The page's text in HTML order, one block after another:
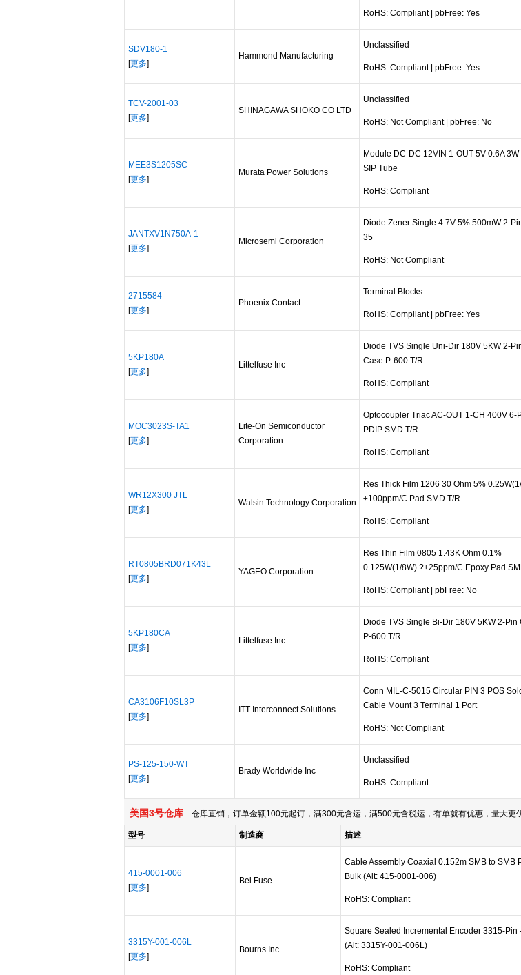
RoHS: Compliant pbFree: Yes
SDV180-1
[更多]
Hammond Manufacturing
Unclassified
RoHS: Compliant pbFree: Yes
TCV-2001-03
[更多]
SHINAGAWA SHOKO CO LTD
Unclassified
RoHS: Not Compliant pbFree: No
MEE3S1205SC
[更多]
Murata Power Solutions
Module DC-DC 12VIN 1-OUT 5V 0.6A 3W
SIP Tube
RoHS: Compliant
JANTXV1N750A-1
[更多]
Microsemi Corporation
Diode Zener Single 4.7V 5% 500mW 2-
35
RoHS: Not Compliant
2715584
[更多]
Phoenix Contact
Terminal Blocks
RoHS: Compliant pbFree: Yes
5KP180A
[更多]
Littelfuse Inc
Diode TVS Single Uni-Dir 180V 5KW 2-
Case P-600 T/R
RoHS: Compliant
MOC3023S-TA1
[更多]
Lite-On Semiconductor
Corporation
Optocoupler Triac AC-OUT 1-CH 400V 6-
PDIP SMD T/R
RoHS: Compliant
WR12X300 JTL
[更多]
Walsin Technology Corporation
Res Thick Film 1206 30 Ohm 5%
±100ppm/C Pad SMD T/R
RoHS: Compliant
RT0805BRD071K43L
[更多]
YAGEO Corporation
Res Thin Film 0805 1.43K Ohm 0.1%
0.125W(1/8W) ?±25ppm/C Epoxy Pad
RoHS: Compliant pbFree: No
5KP180CA
[更多]
Littelfuse Inc
Diode TVS Single Bi-Dir 180V 5KW 2-Pin
P-600 T/R
RoHS: Compliant
CA3106F10SL3P
[更多]
ITT Interconnect Solutions
Conn MIL-C-5015 Circular PIN 3 POS
Cable Mount 3 Terminal 1 Port
RoHS: Not Compliant
PS-125-150-WT
[更多]
Brady Worldwide Inc
Unclassified
RoHS: Compliant
美国3号仓库 仓库直销，订单金额100元起订，满300元含运，满500元含税运，有单就有优惠，量大更
型号 制造商 描述
415-0001-006
[更多]
Bel Fuse
Cable Assembly Coaxial 0.152m SMB to SMB
Bulk (Alt: 415-0001-006)
RoHS: Compliant
3315Y-001-006L
[更多]
Bourns Inc
Square Sealed Incremental Encoder 3315-Pin
(Alt: 3315Y-001-006L)
RoHS: Compliant